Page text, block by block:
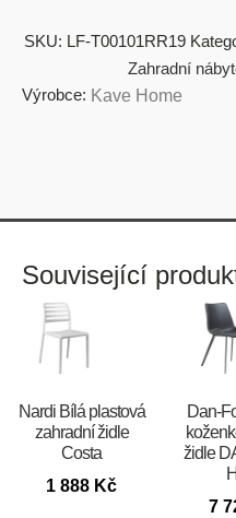
SKU: LF-T00101RR19
Zahradní
Výrobce: Kave Home
Související
Nardi Bílá plastová
zahradní židle
Costa
1 888 Kč
​​​​​Dan-
židle
7